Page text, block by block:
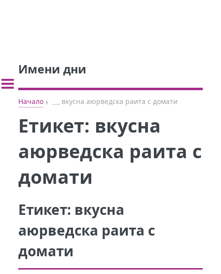
Имени дни
Начало › ... вкусна аюрведска раита с домати
Етикет: вкусна
аюрведска раита с
домати
Етикет: вкусна
аюрведска раита с
домати